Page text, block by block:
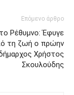
Επόμενο άρθρο
Ρέθυμνο: Έφυγε
τη ζωή ο πρώην
Χρήστος
Σκουλούδης